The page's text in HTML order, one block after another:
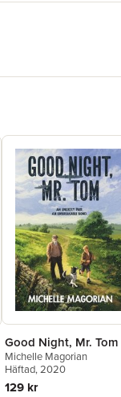
Good Night, Mr. Tom
Michelle Magorian
Häftad, 2020
129 kr